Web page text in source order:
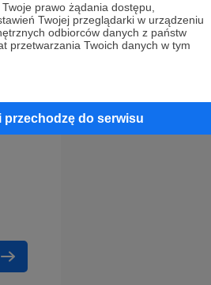
prawo żądania dostępu,
Twojej przeglądarki w urządzeniu
odbiorców danych z państw
przetwarzania Twoich danych w tym
przechodzę do serwisu